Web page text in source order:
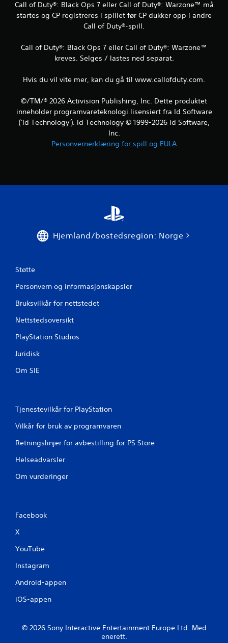
u
d
i
n
r
Call of Duty®: Black Ops 7 eller Call of Duty®: Warzone™ må
startes og CP registreres i spillet før CP dukker opp i andre
Call of Duty®-spill.
Call of Duty®: Black Ops 7 eller Call of Duty®: Warzone™
kreves. Selges / lastes ned separat.
Hvis du vil vite mer, kan du gå til www.callofduty.com.
©/TM/® 2026 Activision Publishing, Inc. Dette produktet
inneholder programvareteknologi lisensiert fra Id Software
('Id Technology'). Id Technology © 1999-2026 Id Software,
Inc.
Personvernerklæring for spill og EULA
Hjemland/bostedsregion: Norge
Støtte
Personvern og informasjonskapsler
Bruksvilkår for nettstedet
Nettstedsoversikt
PlayStation Studios
Juridisk
Om SIE
Tjenestevilkår for PlayStation
Vilkår for bruk av programvaren
Retningslinjer for avbestilling for PS Store
Helseadvarsler
Om vurderinger
Facebook
X
YouTube
Instagram
Android-appen
iOS-appen
© 2026 Sony Interactive Entertainment Europe Ltd. Med
enerett.